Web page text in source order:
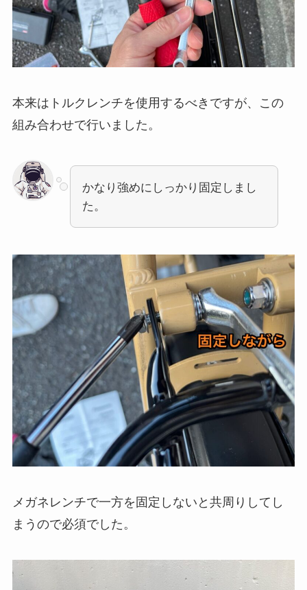
本来はトルクレンチを使用するべきですが、この
組み合わせで行いました。
かなり強めにしっかり固定しまし
た。
メガネレンチで一方を固定しないと共周りしてし
まうので必須でした。